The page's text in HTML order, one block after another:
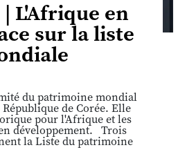
| L'Afrique en
sur la liste
du patrimoine mondial
de Corée. Elle
pour l'Afrique et les
développement. Trois
la Liste du patrimoine